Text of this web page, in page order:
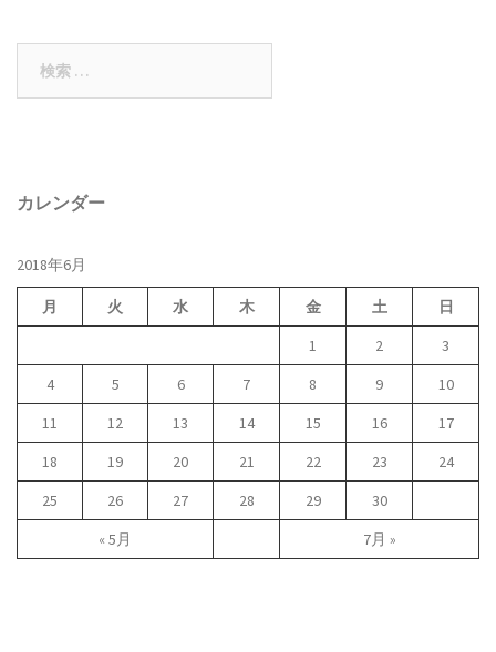
カレンダー
2018年6月
月 火 水 木 金 土 日
« 5月 7月 »
1 2
3
4
5 6 7 8 9
10
11
12 13 14 15 16
17
18
19 20 21 22 23
24
25
26 27 28 29 30